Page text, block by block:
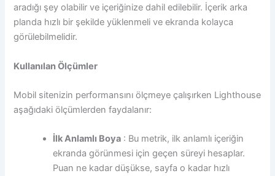
aradığı şey olabilir ve içeriğinize dahil edilebilir. İçerik arka
planda hızlı bir şekilde yüklenmeli ve ekranda kolayca
görülebilmelidir.
Kullanılan Ölçümler
Mobil sitenizin performansını ölçmeye çalışırken Lighthouse
aşağıdaki ölçümlerden faydalanır:
İlk Anlamlı Boya : Bu metrik, ilk anlamlı içeriğin
ekranda görünmesi için geçen süreyi hesaplar.
Puan ne kadar düşükse, sayfa o kadar hızlı